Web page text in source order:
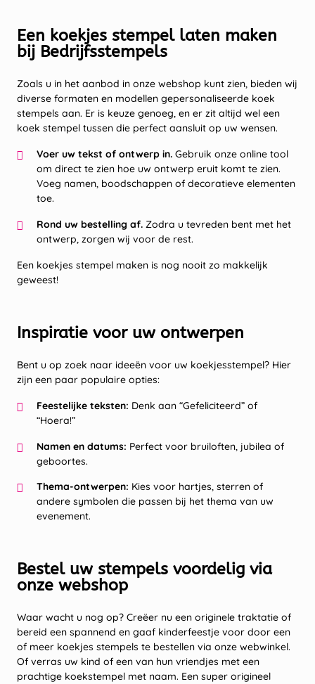
Een koekjes stempel laten maken
bij Bedrijfsstempels
Zoals u in het aanbod in onze webshop kunt zien, bieden wij
diverse formaten en modellen gepersonaliseerde koek
stempels aan. Er is keuze genoeg, en er zit altijd wel een
koek stempel tussen die perfect aansluit op uw wensen.
Voer uw tekst of ontwerp in. Gebruik onze online tool
om direct te zien hoe uw ontwerp eruit komt te zien.
Voeg namen, boodschappen of decoratieve elementen
toe.
Rond uw bestelling af. Zodra u tevreden bent met het
ontwerp, zorgen wij voor de rest.
Een koekjes stempel maken is nog nooit zo makkelijk
geweest!
Inspiratie voor uw ontwerpen
Bent u op zoek naar ideeën voor uw koekjesstempel? Hier
zijn een paar populaire opties:
Feestelijke teksten: Denk aan “Gefeliciteerd” of
“Hoera!”
Namen en datums: Perfect voor bruiloften, jubilea of
geboortes.
Thema-ontwerpen: Kies voor hartjes, sterren of
andere symbolen die passen bij het thema van uw
evenement.
Bestel uw stempels voordelig via
onze webshop
Waar wacht u nog op? Creëer nu een originele traktatie of
bereid een spannend en gaaf kinderfeestje voor door een
of meer koekjes stempels te bestellen via onze webwinkel.
Of verras uw kind of een van hun vriendjes met een
prachtige koekstempel met naam. Een super origineel